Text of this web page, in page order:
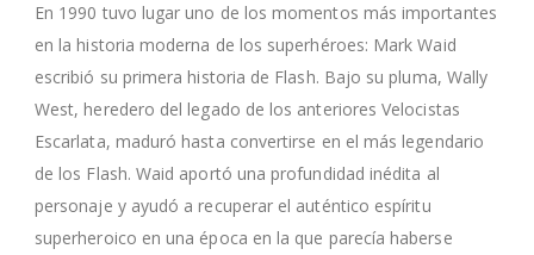
En 1990 tuvo lugar uno de los momentos más importantes
en la historia moderna de los superhéroes: Mark Waid
escribió su primera historia de Flash. Bajo su pluma, Wally
West, heredero del legado de los anteriores Velocistas
Escarlata, maduró hasta convertirse en el más legendario
de los Flash. Waid aportó una profundidad inédita al
personaje y ayudó a recuperar el auténtico espíritu
superheroico en una época en la que parecía haberse